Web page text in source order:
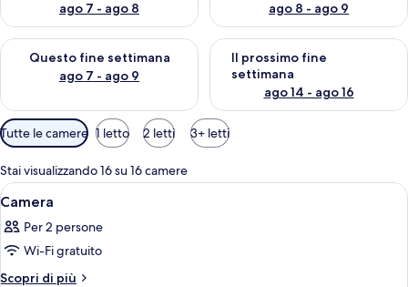
ago 7 - ago 8
ago 8 - ago 9
Questo fine settimana
ago 7 - ago 9
Verifica la disponibilità per questo fine settimana, ago 7 - ago
Il prossimo fine
settimana
ago 14 - ago 16
Verifica la disponibilità per il
Filtri
disponibili
per
le
camere
Tutte le camere 1 letto 2 letti 3+ letti
Stai visualizzando 16 su 16 camere
Apri
tutte
le
foto
per
Una camera d'albergo con un letto,
10
Camera
Per 2 persone
Wi-Fi gratuito
Scopri di più
Altri